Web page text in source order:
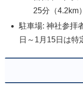
25分（4.2km）
駐車場: 神社参拝
日～1月15日は特